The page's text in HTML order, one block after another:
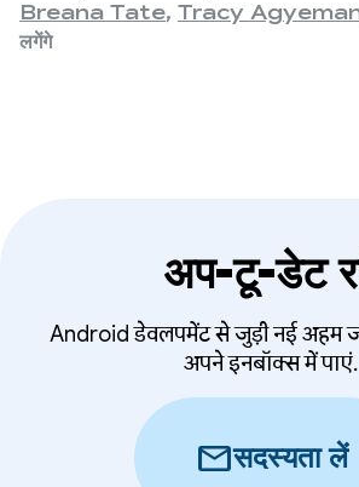
Breana Tate, Tracy
लगेंगे
अप-टू-डेट
Android डेवलपमेंट से जुड़ी नई अहम
अपने इनबॉक्स में पाएं.
mailसदस्यता लें